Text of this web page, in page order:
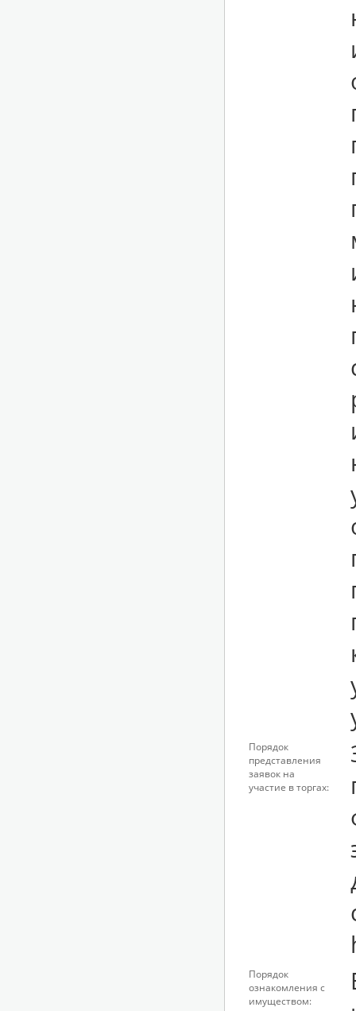
Порядок
представления
заявок на
участие в торгах:
Порядок
ознакомления с
имуществом: